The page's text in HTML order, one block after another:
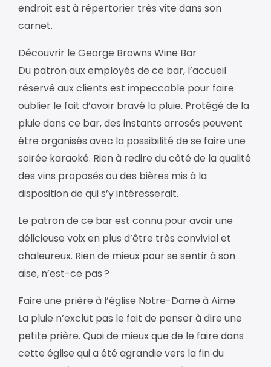
endroit est à répertorier très vite dans son
carnet.
Découvrir le George Browns Wine Bar
Du patron aux employés de ce bar, l’accueil
réservé aux clients est impeccable pour faire
oublier le fait d’avoir bravé la pluie. Protégé de la
pluie dans ce bar, des instants arrosés peuvent
être organisés avec la possibilité de se faire une
soirée karaoké. Rien à redire du côté de la qualité
des vins proposés ou des bières mis à la
disposition de qui s’y intéresserait.
Le patron de ce bar est connu pour avoir une
délicieuse voix en plus d’être très convivial et
chaleureux. Rien de mieux pour se sentir à son
aise, n’est-ce pas ?
Faire une prière à l’église Notre-Dame à Aime
La pluie n’exclut pas le fait de penser à dire une
petite prière. Quoi de mieux que de le faire dans
cette église qui a été agrandie vers la fin du